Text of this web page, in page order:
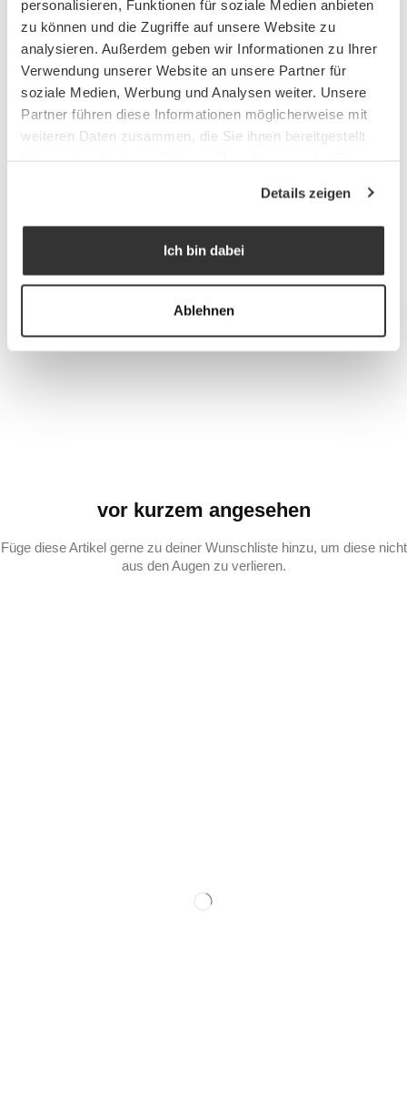
personalisieren, Funktionen für soziale Medien anbieten
zu können und die Zugriffe auf unsere Website zu
analysieren. Außerdem geben wir Informationen zu Ihrer
Verwendung unserer Website an unsere Partner für
soziale Medien, Werbung und Analysen weiter. Unsere
Partner führen diese Informationen möglicherweise mit
weiteren Daten zusammen, die Sie ihnen bereitgestellt
Details zeigen
Ich bin dabei
Ablehnen
vor kurzem angesehen
Füge diese Artikel gerne zu deiner Wunschliste hinzu, um diese nicht
aus den Augen zu verlieren.